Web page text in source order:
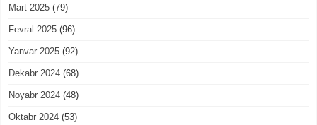
Mart 2025 (79)
Fevral 2025 (96)
Yanvar 2025 (92)
Dekabr 2024 (68)
Noyabr 2024 (48)
Oktabr 2024 (53)